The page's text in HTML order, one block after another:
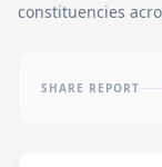
constituencies
SHARE REPORT